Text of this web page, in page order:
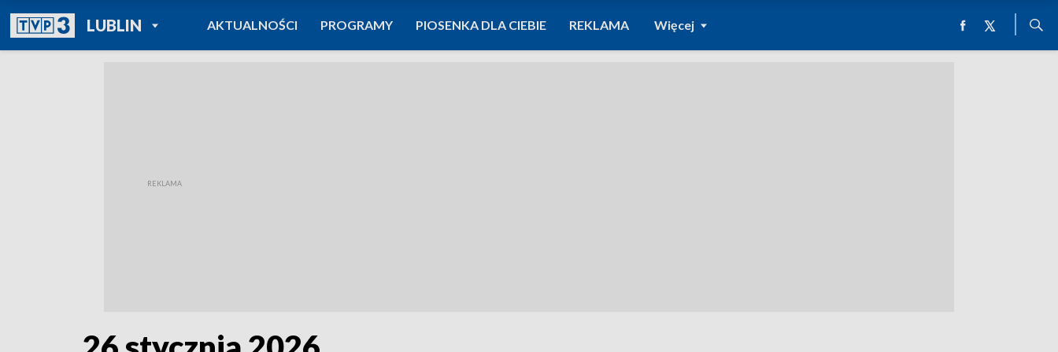
LUBLINPOWRÓT DO
TVP REGIONY
AKTUALNOŚCI PROGRAMY PIOSENKA DLA CIEBIE REKLAMA Więcej